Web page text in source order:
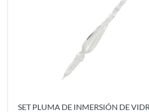
SET PLUMA DE INMERSIÓN DE